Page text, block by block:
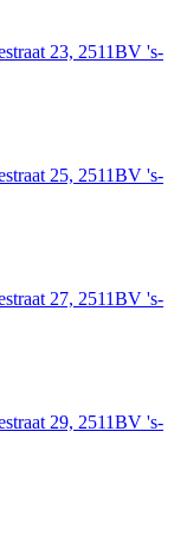
23, 2511BV 's-
25, 2511BV 's-
27, 2511BV 's-
29, 2511BV 's-